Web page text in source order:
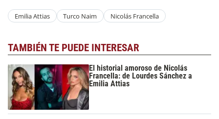
Emilia Attias Turco Naim Nicolás Francella
TAMBIÉN TE PUEDE INTERESAR
El historial amoroso de Nicolás
Francella: de Lourdes Sánchez a
Emilia Attias